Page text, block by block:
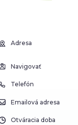
Adresa
Navigovať
Telefón
Emailová adresa
Otváracia doba